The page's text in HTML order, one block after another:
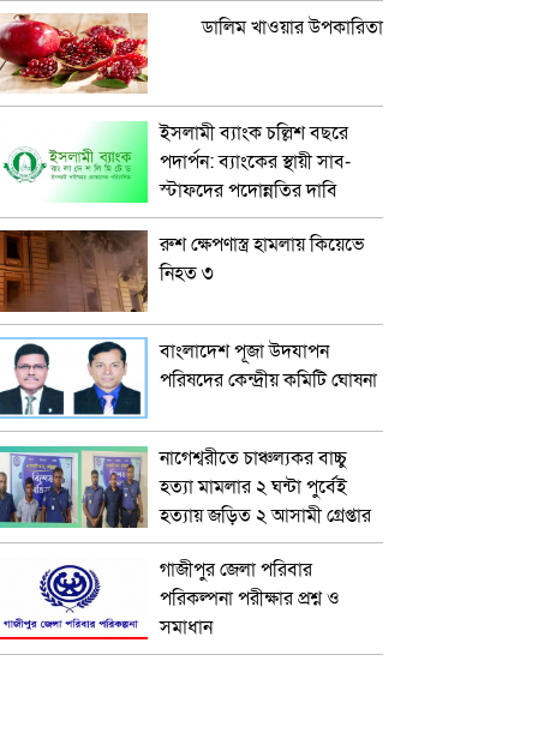
ডালিম খাওয়ার উপকারিতা
ইসলামী ব্যাংক চল্লিশ বছরে
পদার্পন: ব্যাংকের স্থায়ী সাব-
স্টাফদের পদোন্নতির দাবি
রুশ ক্ষেপণাস্ত্র হামলায় কিয়েভে
নিহত ৩
বাংলাদেশ পূজা উদযাপন
পরিষদের কেন্দ্রীয় কমিটি ঘোষনা
নাগেশ্বরীতে চাঞ্চল্যকর বাচ্চু
হত্যা মামলার ২ ঘন্টা পুর্বেই
হত্যায় জড়িত ২ আসামী গ্রেপ্তার
গাজীপুর জেলা পরিবার
পরিকল্পনা পরীক্ষার প্রশ্ন ও
সমাধান